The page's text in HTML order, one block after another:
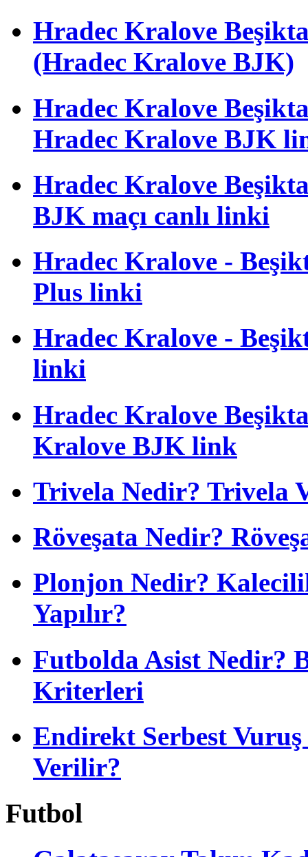
Hradec Kralove
(Hradec Kralove BJK)
Hradec Kralove
Hradec Kralove BJK
Hradec Kralove
BJK maçı canlı linki
Hradec Kralove -
Plus linki
Hradec Kralove -
linki
Hradec Kralove
Kralove BJK link
Trivela Nedir? Trivela
Röveşata Nedir?
Plonjon Nedir?
Yapılır?
Futbolda Asist Nedir?
Kriterleri
Endirekt Serbest
Verilir?
Futbol